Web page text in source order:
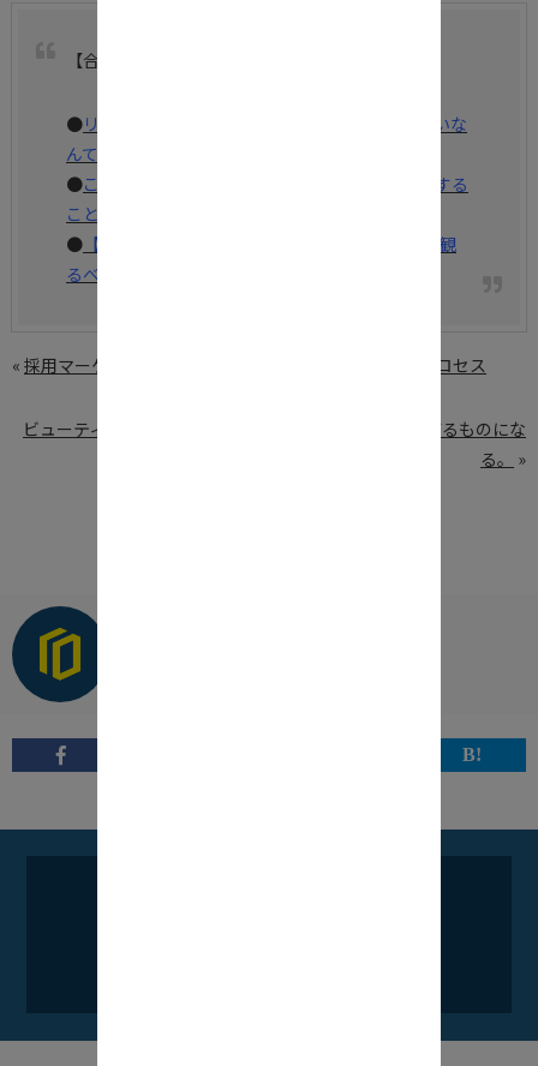
【合わせて読む】
●リベラルアーツがテクノロジー業界には必要ないな
んてトンデモない。
●これから益々「ナノインフルエンサー」が躍進する
ことになる。
● 【広告はクールじゃない】WEB業界なら絶対に観
るべき、映画4選
« 採用マーケティングを理解し、成功するための6つのプロセス
ビューティーテックは、企業と世界中の女性が待ちわびるものにな
る。
»